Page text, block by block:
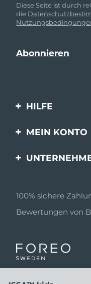
Diese Seite ist durch
die
HILFE
Kontaktiere uns
MEIN KONTO
Partner
Einzelhändler
100% sichere
Bewertungen von